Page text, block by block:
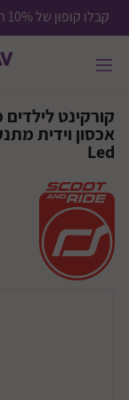
קבלו קופון של 10% הנחה -
קורקינט
Led